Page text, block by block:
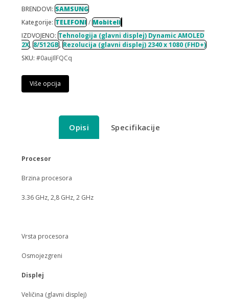
BRENDOVI: SAMSUNG
Kategorije: TELEFONI / Mobiteli
IZDVOJENO: Tehnologija (glavni displej) Dynamic AMOLED
2X, 8/512GB, Rezolucija (glavni displej) 2340 x 1080 (FHD+)
SKU: #0aujIlFQCq
Više opcija
Opisi Specifikacije
Procesor
Brzina procesora
3.36 GHz, 2,8 GHz, 2 GHz
Vrsta procesora
Osmojezgreni
Displej
Veličina (glavni displej)